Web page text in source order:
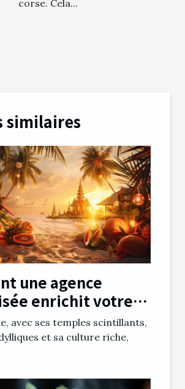
corse. Cela...
similaires
une agence
enrichit votre
en Thaïlande
avec ses temples scintillants,
et sa culture riche,